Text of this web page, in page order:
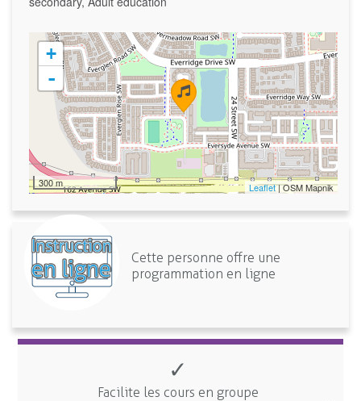
+
-
300 m Leaflet| OSM Mapnik
Cette personne offre une
programmation en ligne
✓
Facilite les cours en groupe